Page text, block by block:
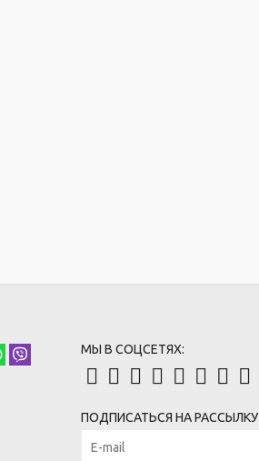
МЫ В СОЦСЕТЯХ:
ПОДПИСАТЬСЯ НА РАССЫЛКУ